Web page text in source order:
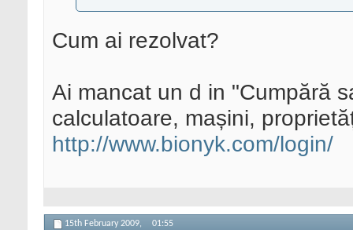
Cum ai rezolvat?
Ai mancat un d in "Cumpără
calculatoare, mașini,
http://www.bionyk.com/login/
15th February 2009, 01:55